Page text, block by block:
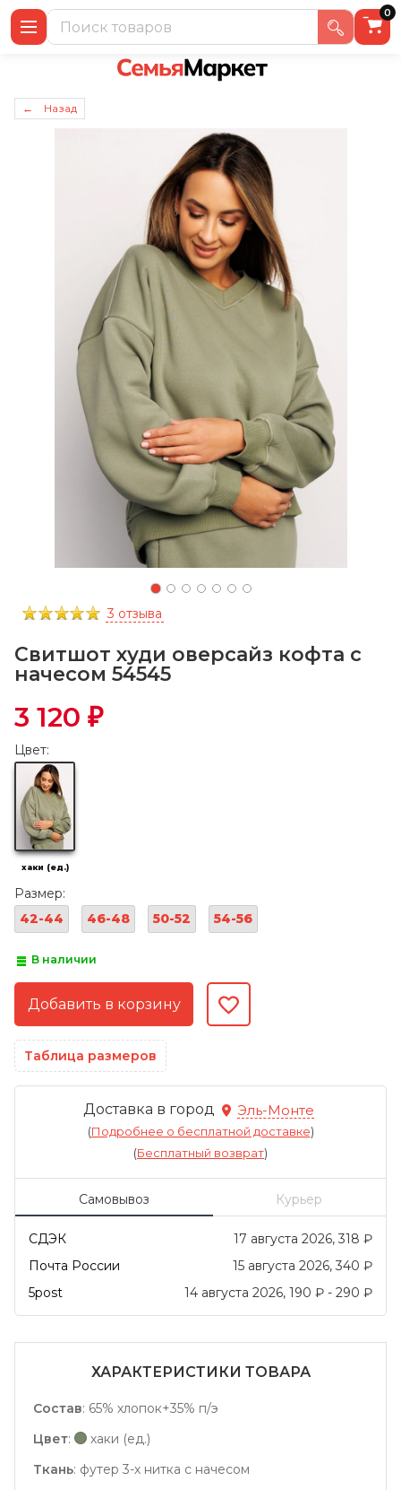
0
← Назад
3 отзыва
Свитшот худи оверсайз кофта с
начесом 54545
3 120 ₽
Цвет:
хаки (ед.)
Размер:
42-44
46-48 50-52 54-56
В наличии
Таблица размеров
Доставка в город Эль-Монте
(Подробнее о бесплатной доставке)
(Бесплатный возврат)
Самовывоз Курьер
СДЭК 17 августа 2026 318 ₽
Почта России
15 августа 2026 340 ₽
5post
14 августа 2026 190 ₽ - 290 ₽
ХАРАКТЕРИСТИКИ ТОВАРА
Состав: 65% хлопок+35% п/э
Цвет:
хаки (ед.)
Ткань: футер 3-х нитка с начесом